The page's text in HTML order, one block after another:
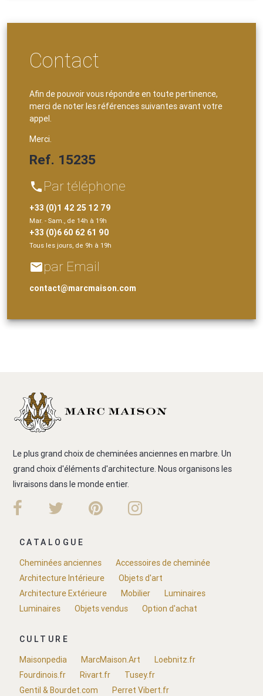
Contact
Afin de pouvoir vous répondre en toute pertinence,
merci de noter les références suivantes avant votre
appel.
Merci.
Ref. 15235
phone Par téléphone
+33 (0)1 42 25 12 79
Mar. - Sam., de 14h à 19h
+33 (0)6 60 62 61 90
Tous les jours, de 9h à 19h
emailpar Email
contact@marcmaison.com
Le plus grand choix de cheminées anciennes en marbre. Un
grand choix d'éléments d'architecture. Nous organisons les
livraisons dans le monde entier.
CATALOGUE
Cheminées anciennes
Accessoires de cheminée
Architecture Intérieure
Objets d'art
Architecture Extérieure
Mobilier
Luminaires
Luminaires
Objets vendus Option d'achat
CULTURE
Maisonpedia
MarcMaison.Art
Loebnitz.fr
Fourdinois.fr
Rivart.fr
Tusey.fr
Gentil & Bourdet.com
Perret Vibert.fr